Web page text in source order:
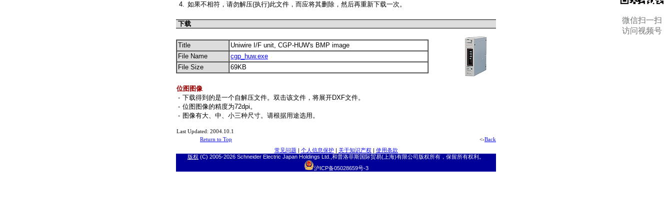
微信扫一扫
访问视频号
4. 如果不相符，请勿解压(执行)此文件，而应将其删除，然后再重新下载一次。
下载
Title
Uniwire I/F unit, CGP-HUW's BMP image
File Name
cgp_huw.exe
File Size
69KB
位图图像
- 下载得到的是一个自解压文件。双击该文件，将展开DXF文件。
- 位图图像的精度为72dpi。
- 图像有大、中、小三种尺寸。请根据用途选用。
Last Updated: 2004.10.1
Return to Top
<-Back
常见问题 | 个人信息保护| 关于知识产权 | 使用条款
版权 (C) 2005-2026 Schneider Electric Japan Holdings Ltd.,和普洛菲斯国际贸易(上海)有限公司版权所有，保留所有权利。
沪ICP备05028659号-3